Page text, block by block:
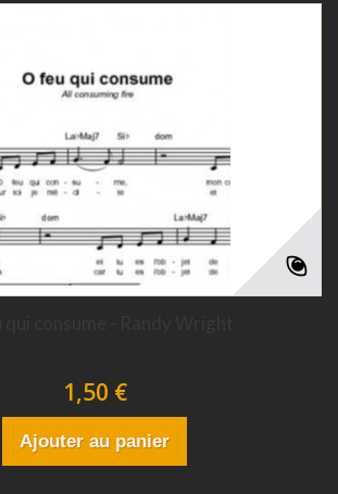
1,50 €
Ajouter au panier